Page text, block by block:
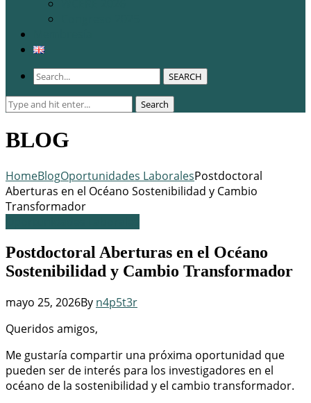
SEARCH
Search
Search
BLOG
HomeBlogOportunidades LaboralesPostdoctoral
Aberturas en el Océano Sostenibilidad y Cambio
Transformador
Postdoctoral Aberturas en el Océano
Sostenibilidad y Cambio Transformador
mayo 25, 2026By n4p5t3r
Queridos amigos,
Me gustaría compartir una próxima oportunidad que
pueden ser de interés para los investigadores en el
océano de la sostenibilidad y el cambio transformador.